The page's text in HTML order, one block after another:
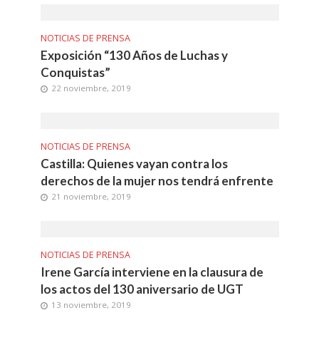
NOTICIAS DE PRENSA
Exposición “130 Años de Luchas y
Conquistas”
22 noviembre, 2019
NOTICIAS DE PRENSA
Castilla: Quienes vayan contra los
derechos de la mujer nos tendrá enfrente
21 noviembre, 2019
NOTICIAS DE PRENSA
Irene García interviene en la clausura de
los actos del 130 aniversario de UGT
13 noviembre, 2019